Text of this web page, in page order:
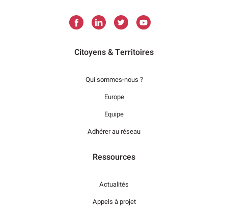
Citoyens & Territoires
Qui sommes-nous ?
Europe
Equipe
Adhérer au réseau
Ressources
Actualités
Appels à projet